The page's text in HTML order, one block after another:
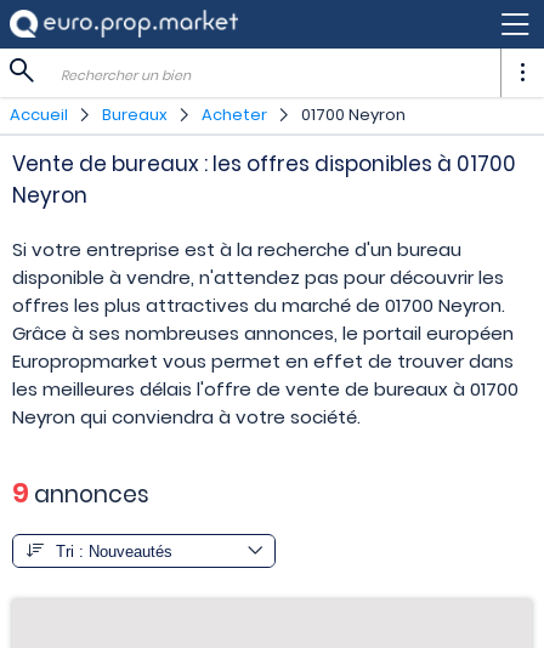
Rechercher un bien
Accueil Bureaux Acheter 01700 Neyron
Vente de bureaux : les offres disponibles à 01700
Neyron
Si votre entreprise est à la recherche d'un bureau
disponible à vendre, n'attendez pas pour découvrir les
offres les plus attractives du marché de 01700 Neyron.
Grâce à ses nombreuses annonces, le portail européen
Europropmarket vous permet en effet de trouver dans
les meilleures délais l'offre de vente de bureaux à 01700
Neyron qui conviendra à votre société.
9 annonces